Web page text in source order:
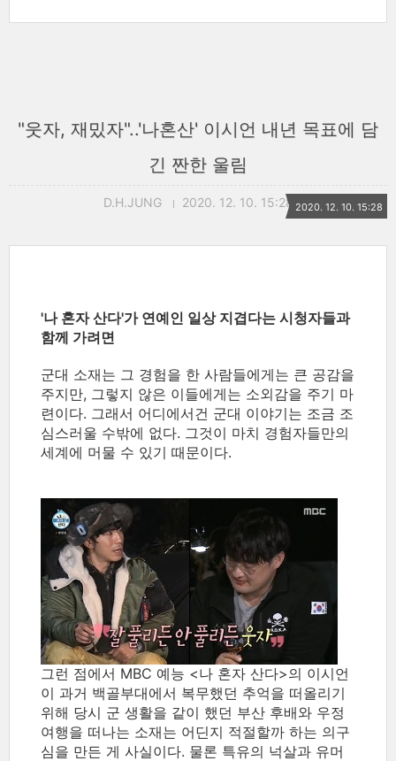
"웃자, 재밌자"..'나혼산' 이시언 내년 목표에 담
긴 짠한 울림
D.H.JUNG 2020. 12. 10. 15:28 2020. 12. 10. 15:28
'나 혼자 산다'가 연예인 일상 지겹다는 시청자들과
함께 가려면
군대 소재는 그 경험을 한 사람들에게는 큰 공감을
주지만, 그렇지 않은 이들에게는 소외감을 주기 마
련이다. 그래서 어디에서건 군대 이야기는 조금 조
심스러울 수밖에 없다. 그것이 마치 경험자들만의
세계에 머물 수 있기 때문이다.
그런 점에서 MBC 예능 <나 혼자 산다>의 이시언
이 과거 백골부대에서 복무했던 추억을 떠올리기
위해 당시 군 생활을 같이 했던 부산 후배와 우정
여행을 떠나는 소재는 어딘지 적절할까 하는 의구
심을 만든 게 사실이다. 물론 특유의 넉살과 유머